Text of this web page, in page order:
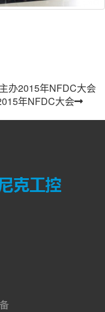
办2015年NFDC大会
年NFDC大会